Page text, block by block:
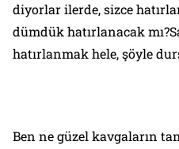
diyorlar ilerde, sizce
dümdük hatırlanacak
hatırlanmak hele, şöyle
Ben ne güzel kavgaların